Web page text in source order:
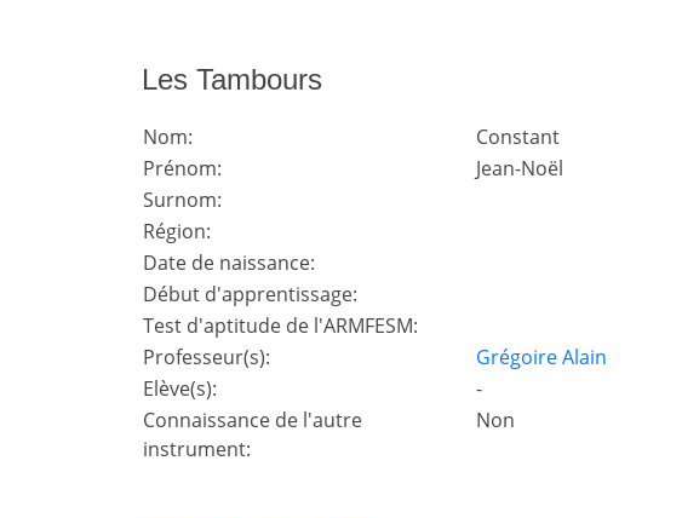
Les Tambours
Nom:
Constant
Prénom:
Jean-Noël
Surnom:
Région:
Date de naissance:
Début d'apprentissage:
Test d'aptitude de l'ARMFESM:
Professeur(s):
Grégoire Alain
Elève(s):
-
Connaissance de l'autre
instrument:
Non